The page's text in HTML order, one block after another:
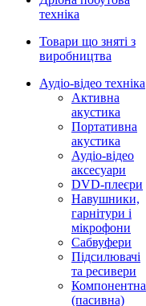
техніка
Товари що зняті з
виробництва
Аудіо-відео техніка
Активна
акустика
Портативна
акустика
Аудіо-відео
аксесуари
DVD-плеєри
Навушники,
гарнітури і
мікрофони
Сабвуфери
Підсилювачі
та ресивери
Компонентна
(пасивна)